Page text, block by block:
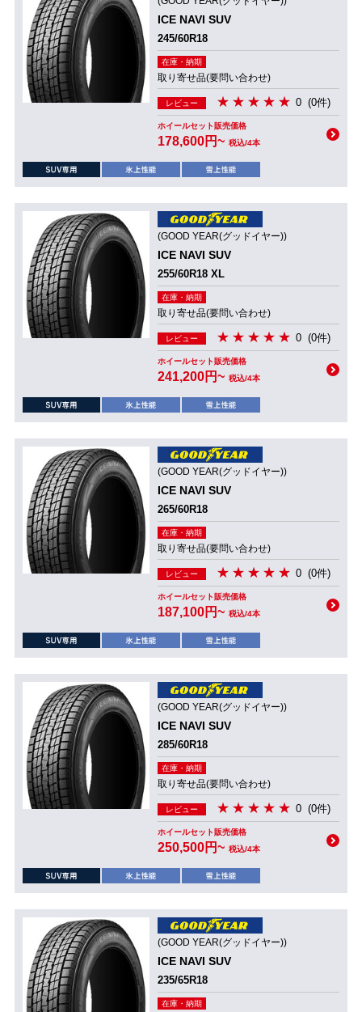
ICE NAVI SUV
245/60R18
在庫・納期
取り寄せ品(要問い合わせ)
レビュー 0 (0件)
ホイールセット販売価格
178,600円~ 税込/4本
(GOOD YEAR(グッドイヤー))
ICE NAVI SUV
255/60R18 XL
在庫・納期
取り寄せ品(要問い合わせ)
レビュー 0 (0件)
ホイールセット販売価格
241,200円~ 税込/4本
(GOOD YEAR(グッドイヤー))
ICE NAVI SUV
265/60R18
在庫・納期
取り寄せ品(要問い合わせ)
レビュー 0 (0件)
ホイールセット販売価格
187,100円~ 税込/4本
(GOOD YEAR(グッドイヤー))
ICE NAVI SUV
285/60R18
在庫・納期
取り寄せ品(要問い合わせ)
レビュー 0 (0件)
ホイールセット販売価格
250,500円~ 税込/4本
(GOOD YEAR(グッドイヤー))
ICE NAVI SUV
235/65R18
在庫・納期